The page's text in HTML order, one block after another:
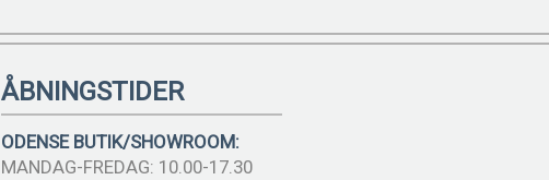
ÅBNINGSTIDER
ODENSE BUTIK/SHOWROOM:
MANDAG-FREDAG: 10.00-17.30